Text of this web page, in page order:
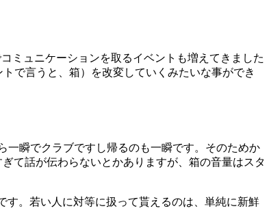
ミュニケーションを取るイベントも増えてきました
で言うと、箱）を改変していくみたいな事ができ
一瞬でクラブですし帰るのも一瞬です。そのためか
て話が伝わらないとかありますが、箱の音量はスタ
す。若い人に対等に扱って貰えるのは、単純に新鮮